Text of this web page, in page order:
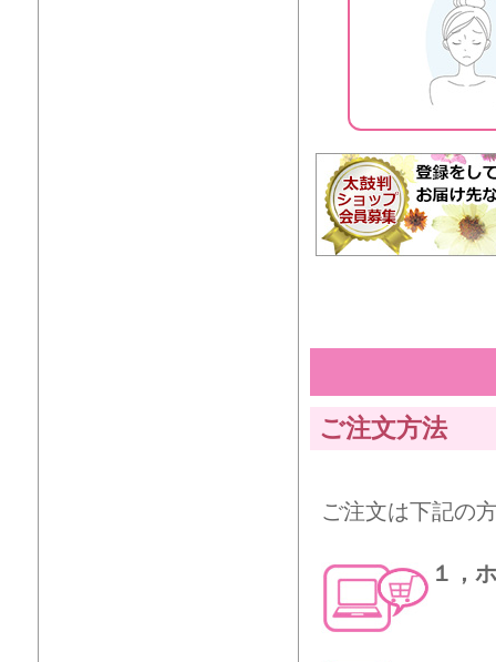
ご注文方法
ご注文は下記の
１，